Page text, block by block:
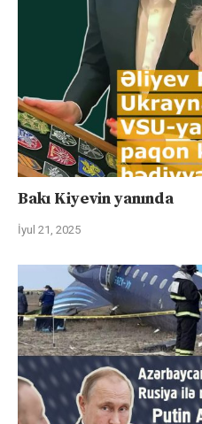
Bakı Kiyevin yanında
İyul 21, 2025